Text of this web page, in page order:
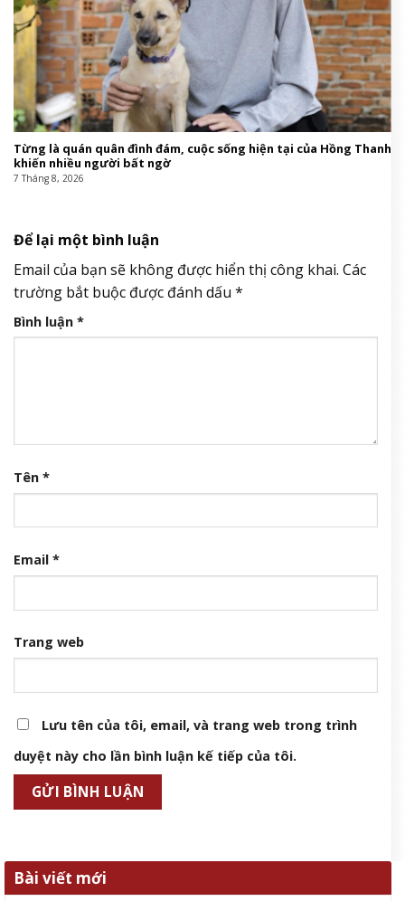
Từng là quán quân đình đám, cuộc sống hiện tại của Hồng Thanh
khiến nhiều người bất ngờ
7 Tháng 8, 2026
Để lại một bình luận
Email của bạn sẽ không được hiển thị công khai. Các
trường bắt buộc được đánh dấu *
Bình luận *
Tên *
Email *
Trang web
Lưu tên của tôi, email, và trang web trong trình
duyệt này cho lần bình luận kế tiếp của tôi.
Bài viết mới